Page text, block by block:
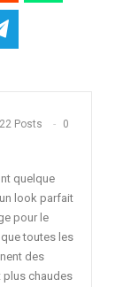
Posts 0
quelque
look parfait
pour le
toutes les
des
plus chaudes